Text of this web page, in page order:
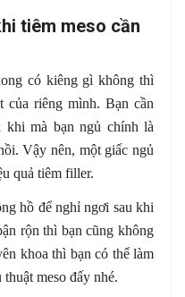
tiêm meso cần
có kiêng gì không thì
của riêng mình. Bạn cần
khi mà bạn ngủ chính là
Vậy nên, một giấc ngủ
quả tiêm filler.
hồ để nghỉ ngơi sau khi
rộn thì bạn cũng không
khoa thì bạn có thể làm
meso đấy nhé.